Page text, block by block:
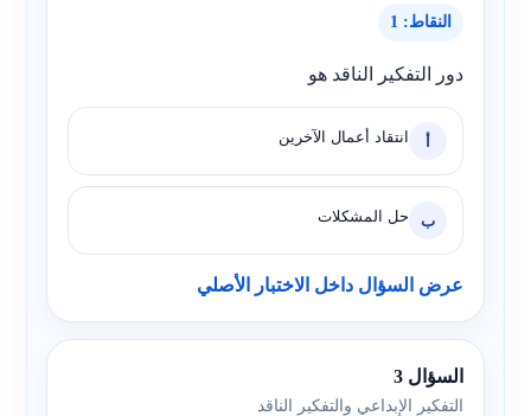
النقاط: 1
دور التفكير الناقد هو
أ انتقاد أعمال الآخرين
ب حل المشكلات
عرض السؤال داخل الاختبار الأصلي
السؤال 3
التفكير الإبداعي والتفكير الناقد